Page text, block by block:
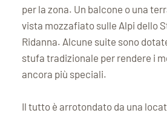
per la zona. Un balcone o una
vista mozzafiato sulle Alpi dello
Ridanna. Alcune suite sono
stufa tradizionale per rendere i
ancora più speciali.
Il tutto è arrotondato da una